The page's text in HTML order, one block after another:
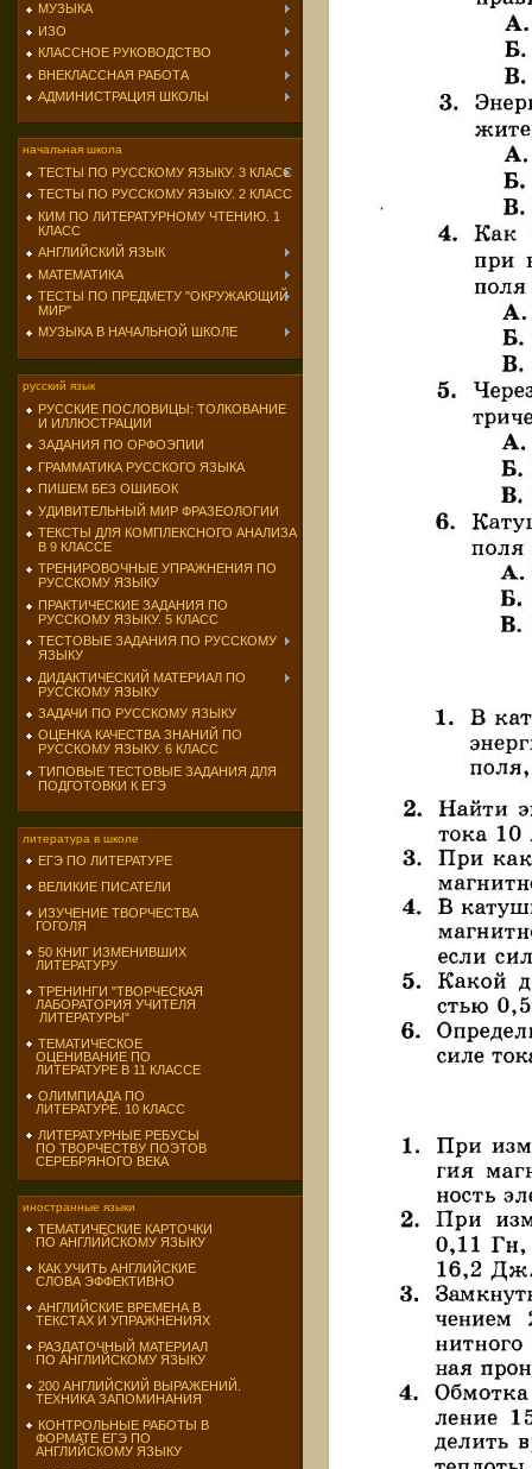
МУЗЫКА
ИЗО
КЛАССНОЕ РУКОВОДСТВО
ВНЕКЛАССНАЯ РАБОТА
АДМИНИСТРАЦИЯ ШКОЛЫ
начальная школа
ТЕСТЫ ПО РУССКОМУ ЯЗЫКУ. 3 КЛАСС
ТЕСТЫ ПО РУССКОМУ ЯЗЫКУ. 2 КЛАСС
КИМ ПО ЛИТЕРАТУРНОМУ ЧТЕНИЮ. 1
КЛАСС
АНГЛИЙСКИЙ ЯЗЫК
МАТЕМАТИКА
ТЕСТЫ ПО ПРЕДМЕТУ "ОКРУЖАЮЩИЙ
МИР"
МУЗЫКА В НАЧАЛЬНОЙ ШКОЛЕ
русский язык
РУССКИЕ ПОСЛОВИЦЫ: ТОЛКОВАНИЕ
И ИЛЛЮСТРАЦИИ
ЗАДАНИЯ ПО ОРФОЭПИИ
ГРАММАТИКА РУССКОГО ЯЗЫКА
ПИШЕМ БЕЗ ОШИБОК
УДИВИТЕЛЬНЫЙ МИР ФРАЗЕОЛОГИИ
ТЕКСТЫ ДЛЯ КОМПЛЕКСНОГО АНАЛИЗА
В 9 КЛАССЕ
ТРЕНИРОВОЧНЫЕ УПРАЖНЕНИЯ ПО
РУССКОМУ ЯЗЫКУ
ПРАКТИЧЕСКИЕ ЗАДАНИЯ ПО
РУССКОМУ ЯЗЫКУ. 5 КЛАСС
ТЕСТОВЫЕ ЗАДАНИЯ ПО РУССКОМУ
ЯЗЫКУ
ДИДАКТИЧЕСКИЙ МАТЕРИАЛ ПО
РУССКОМУ ЯЗЫКУ
ЗАДАЧИ ПО РУССКОМУ ЯЗЫКУ
ОЦЕНКА КАЧЕСТВА ЗНАНИЙ ПО
РУССКОМУ ЯЗЫКУ. 6 КЛАСС
ТИПОВЫЕ ТЕСТОВЫЕ ЗАДАНИЯ ДЛЯ
ПОДГОТОВКИ К ЕГЭ
литература в школе
ЕГЭ ПО ЛИТЕРАТУРЕ
ВЕЛИКИЕ ПИСАТЕЛИ
ИЗУЧЕНИЕ ТВОРЧЕСТВА
ГОГОЛЯ
50 КНИГ ИЗМЕНИВШИХ
ЛИТЕРАТУРУ
ТРЕНИНГИ "ТВОРЧЕСКАЯ
ЛАБОРАТОРИЯ УЧИТЕЛЯ
ЛИТЕРАТУРЫ"
ТЕМАТИЧЕСКОЕ
ОЦЕНИВАНИЕ ПО
ЛИТЕРАТУРЕ В 11 КЛАССЕ
ОЛИМПИАДА ПО
ЛИТЕРАТУРЕ. 10 КЛАСС
ЛИТЕРАТУРНЫЕ РЕБУСЫ
ПО ТВОРЧЕСТВУ ПОЭТОВ
СЕРЕБРЯНОГО ВЕКА
иностранные языки
ТЕМАТИЧЕСКИЕ КАРТОЧКИ
ПО АНГЛИЙСКОМУ ЯЗЫКУ
КАК УЧИТЬ АНГЛИЙСКИЕ
СЛОВА ЭФФЕКТИВНО
АНГЛИЙСКИЕ ВРЕМЕНА В
ТЕКСТАХ И УПРАЖНЕНИЯХ
РАЗДАТОЧНЫЙ МАТЕРИАЛ
ПО АНГЛИЙСКОМУ ЯЗЫКУ
200 АНГЛИЙСКИЙ ВЫРАЖЕНИЙ.
ТЕХНИКА ЗАПОМИНАНИЯ
КОНТРОЛЬНЫЕ РАБОТЫ В
ФОРМАТЕ ЕГЭ ПО
АНГЛИЙСКОМУ ЯЗЫКУ